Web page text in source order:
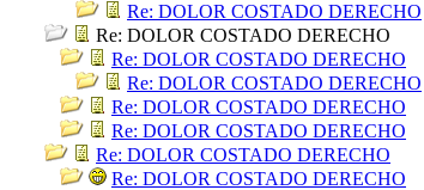
Re: DOLOR COSTADO DERECHO
Re: DOLOR COSTADO DERECHO
Re: DOLOR COSTADO DERECHO
Re: DOLOR COSTADO DERECHO
Re: DOLOR COSTADO DERECHO
Re: DOLOR COSTADO DERECHO
Re: DOLOR COSTADO DERECHO
Re: DOLOR COSTADO DERECHO